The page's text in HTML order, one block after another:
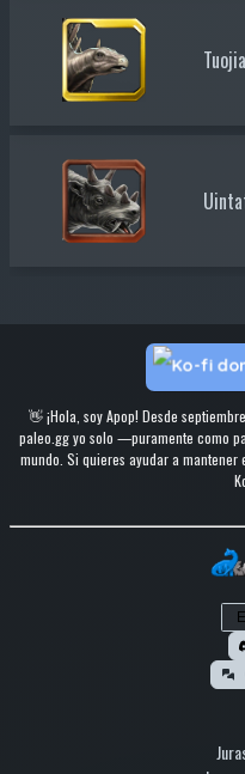
👋 ¡Hola, soy Apop! Desde
paleo.gg yo solo —puramente como
mundo. Si quieres ayudar a